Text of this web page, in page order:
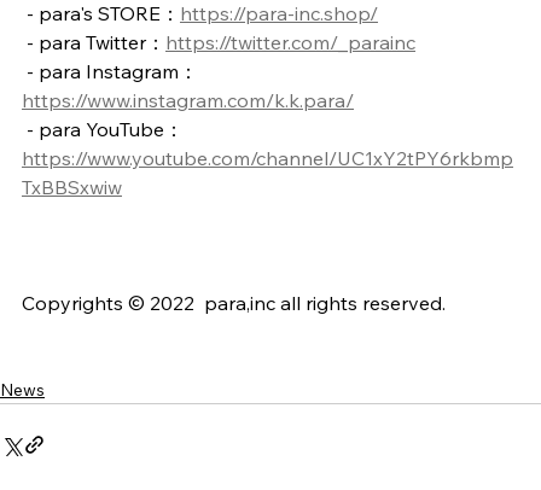
- para's STORE： https://para-inc.shop/
- para Twitter： https://twitter.com/_parainc
- para Instagram：
https://www.instagram.com/k.k.para/
- para YouTube：
https://www.youtube.com/channel/UC1xY2tPY6rkbmp
TxBBSxwiw
Copyrights © 2022  para,inc all rights reserved.
News